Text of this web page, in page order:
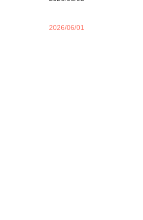
2026/06/01